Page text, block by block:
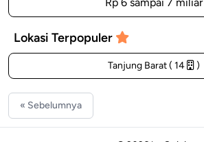
Lokasi Terpopuler
Tanjung Barat ( 14 )
« Sebelumnya